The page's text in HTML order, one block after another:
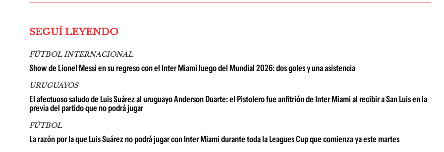
SEGUÍ LEYENDO
FÚTBOL INTERNACIONAL
Show de Lionel Messi en su regreso con el Inter Miami luego del Mundial 2026: dos goles y una asistencia
URUGUAYOS
El afectuoso saludo de Luis Suárez al uruguayo Anderson Duarte: el Pistolero fue anfitrión de Inter Miami al recibir a San Luis en la
previa del partido que no podrá jugar
FÚTBOL
La razón por la que Luis Suárez no podrá jugar con Inter Miami durante toda la Leagues Cup que comienza ya este martes